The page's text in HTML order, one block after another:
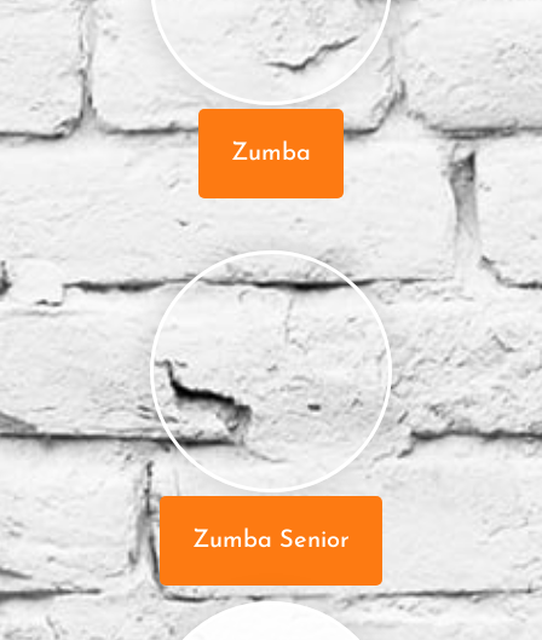
Zumba
Zumba Senior